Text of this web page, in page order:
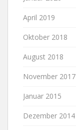
April 2019
Oktober 2018
August 2018
November 2017
Januar 2015
Dezember 2014